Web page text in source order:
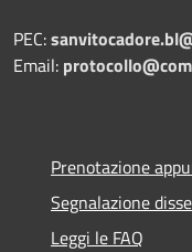
PEC:
Email:
Prenotazione
Segnalazione
Leggi le FAQ